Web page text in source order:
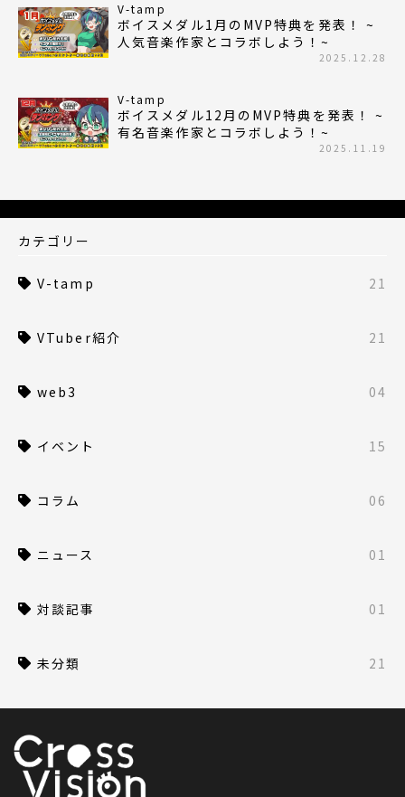
V-tamp
ボイスメダル1月のMVP特典を発表！ ~
人気音楽作家とコラボしよう！~
2025.12.28
V-tamp
ボイスメダル12月のMVP特典を発表！ ~
有名音楽作家とコラボしよう！~
2025.11.19
カテゴリー
V-tamp 21
VTuber紹介 21
web3 04
イベント 15
コラム 06
ニュース 01
対談記事 01
未分類 21